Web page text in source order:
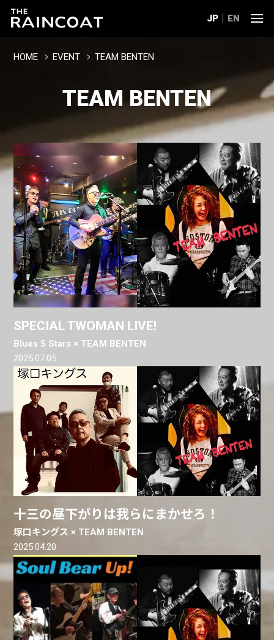
JP EN
HOME EVENT TEAM BENTEN
TEAM BENTEN
SPECIAL TWOMAN LIVE!
Blues 5 Stars × TEAM BENTEN
2025.07.05
十三の昼下がりは我らにまかせろ！
塚口キングス × TEAM BENTEN
2025.04.20